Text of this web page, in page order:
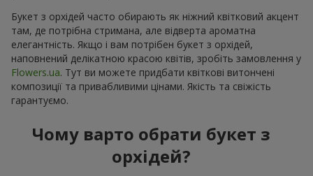
Букет з орхідей часто обирають як ніжний квітковий акцент
там, де потрібна стримана, але відверта ароматна
елегантність. Якщо і вам потрібен букет з орхідей,
наповнений делікатною красою квітів, зробіть замовлення у
Flowers.ua. Тут ви можете придбати квіткові витончені
композиції та привабливими цінами. Якість та свіжість
гарантуємо.
Чому варто обрати букет з
орхідей?